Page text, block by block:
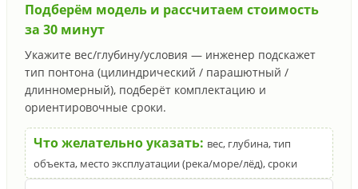
Подберём модель и рассчитаем стоимость
за 30 минут
Укажите вес/глубину/условия — инженер подскажет
тип понтона (цилиндрический / парашютный /
длинномерный), подберёт комплектацию и
ориентировочные сроки.
Что желательно указать: вес, глубина, тип
объекта, место эксплуатации (река/море/лёд), сроки